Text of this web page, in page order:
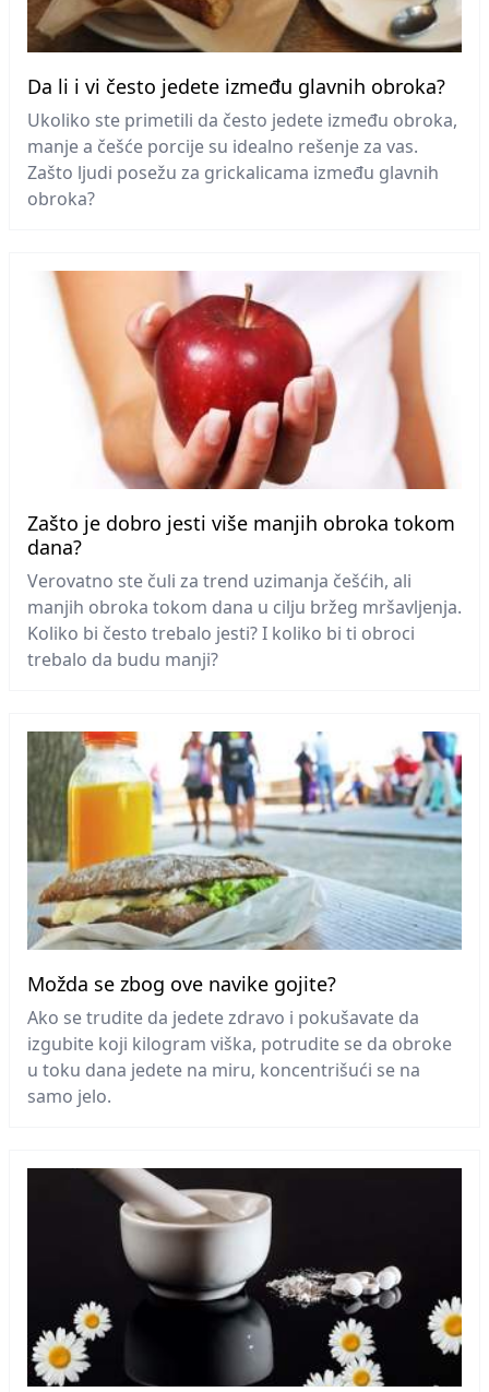
Da li i vi često jedete između glavnih obroka?
Ukoliko ste primetili da često jedete između obroka,
manje a češće porcije su idealno rešenje za vas.
Zašto ljudi posežu za grickalicama između glavnih
obroka?
Zašto je dobro jesti više manjih obroka tokom
dana?
Verovatno ste čuli za trend uzimanja češćih, ali
manjih obroka tokom dana u cilju bržeg mršavljenja.
Koliko bi često trebalo jesti? I koliko bi ti obroci
trebalo da budu manji?
Možda se zbog ove navike gojite?
Ako se trudite da jedete zdravo i pokušavate da
izgubite koji kilogram viška, potrudite se da obroke
u toku dana jedete na miru, koncentrišući se na
samo jelo.